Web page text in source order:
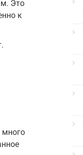
Это
к
много